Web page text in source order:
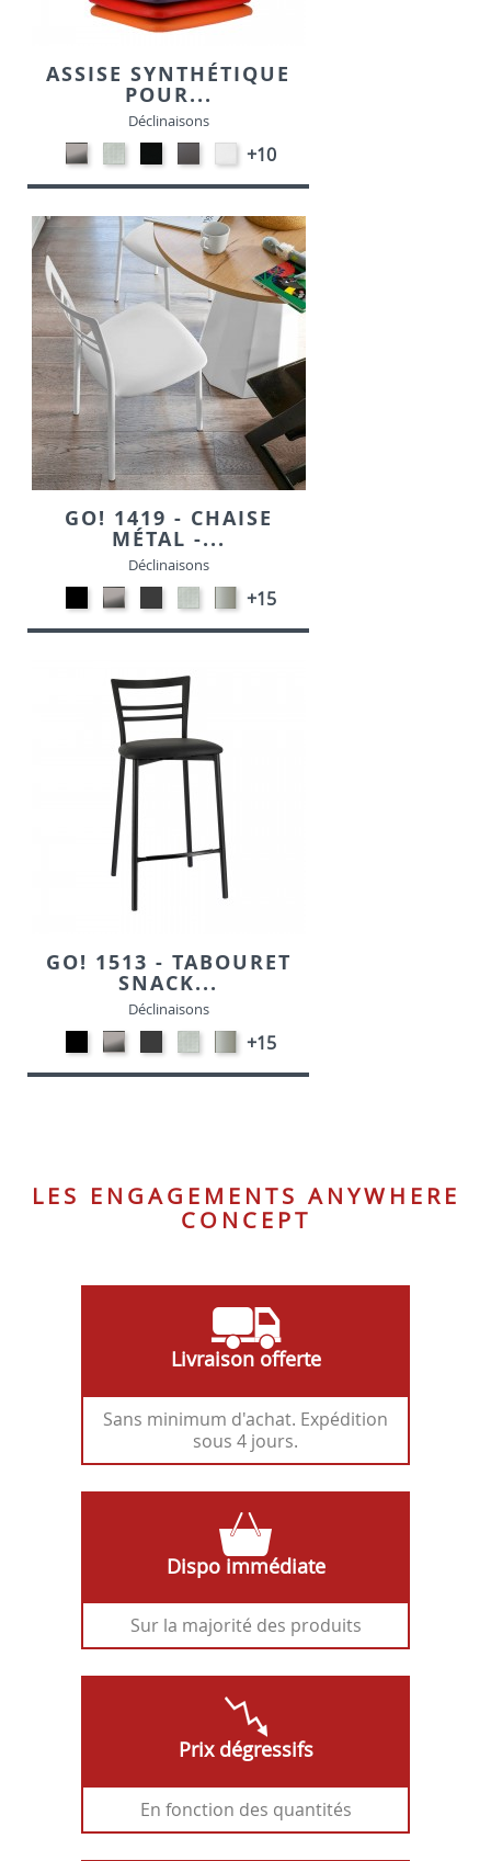
ASSISE SYNTHÉTIQUE
POUR...
Déclinaisons
CARBON
LOOK-
SIMILI
ALU-
SIMILI
NOIR-
SIMILI
GRIS-
SIMILI
EKOS
BLANC-
SIMILI
+10
GO! 1419 - CHAISE
MÉTAL -...
Déclinaisons
Métal
noir
opaque
CARBON
LOOK-
SIMILI
gris
opaque
P16
SONOR
ALU-
SIMILI
Métal
satiné
-
+15
GO! 1513 - TABOURET
SNACK...
Déclinaisons
Métal
noir
opaque
CARBON
LOOK-
SIMILI
gris
opaque
SONOR
ALU-
SIMILI
Métal
satiné
-
+15
LES ENGAGEMENTS ANYWHERE
CONCEPT
Livraison offerte
Sans minimum d'achat. Expédition
sous 4 jours.
Dispo immédiate
Sur la majorité des produits
Prix dégressifs
En fonction des quantités